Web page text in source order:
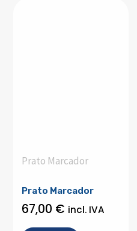
Prato Marcador
Prato Marcador
67,00 € incl. IVA